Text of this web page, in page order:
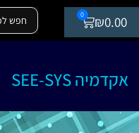
₪0.00
0
אקדמיה SEE-SYS